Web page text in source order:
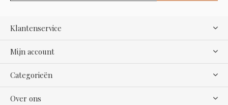
Klantenservice
Mijn account
Categorieën
Over ons